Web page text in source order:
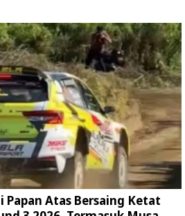
Papan Atas Bersaing Ketat